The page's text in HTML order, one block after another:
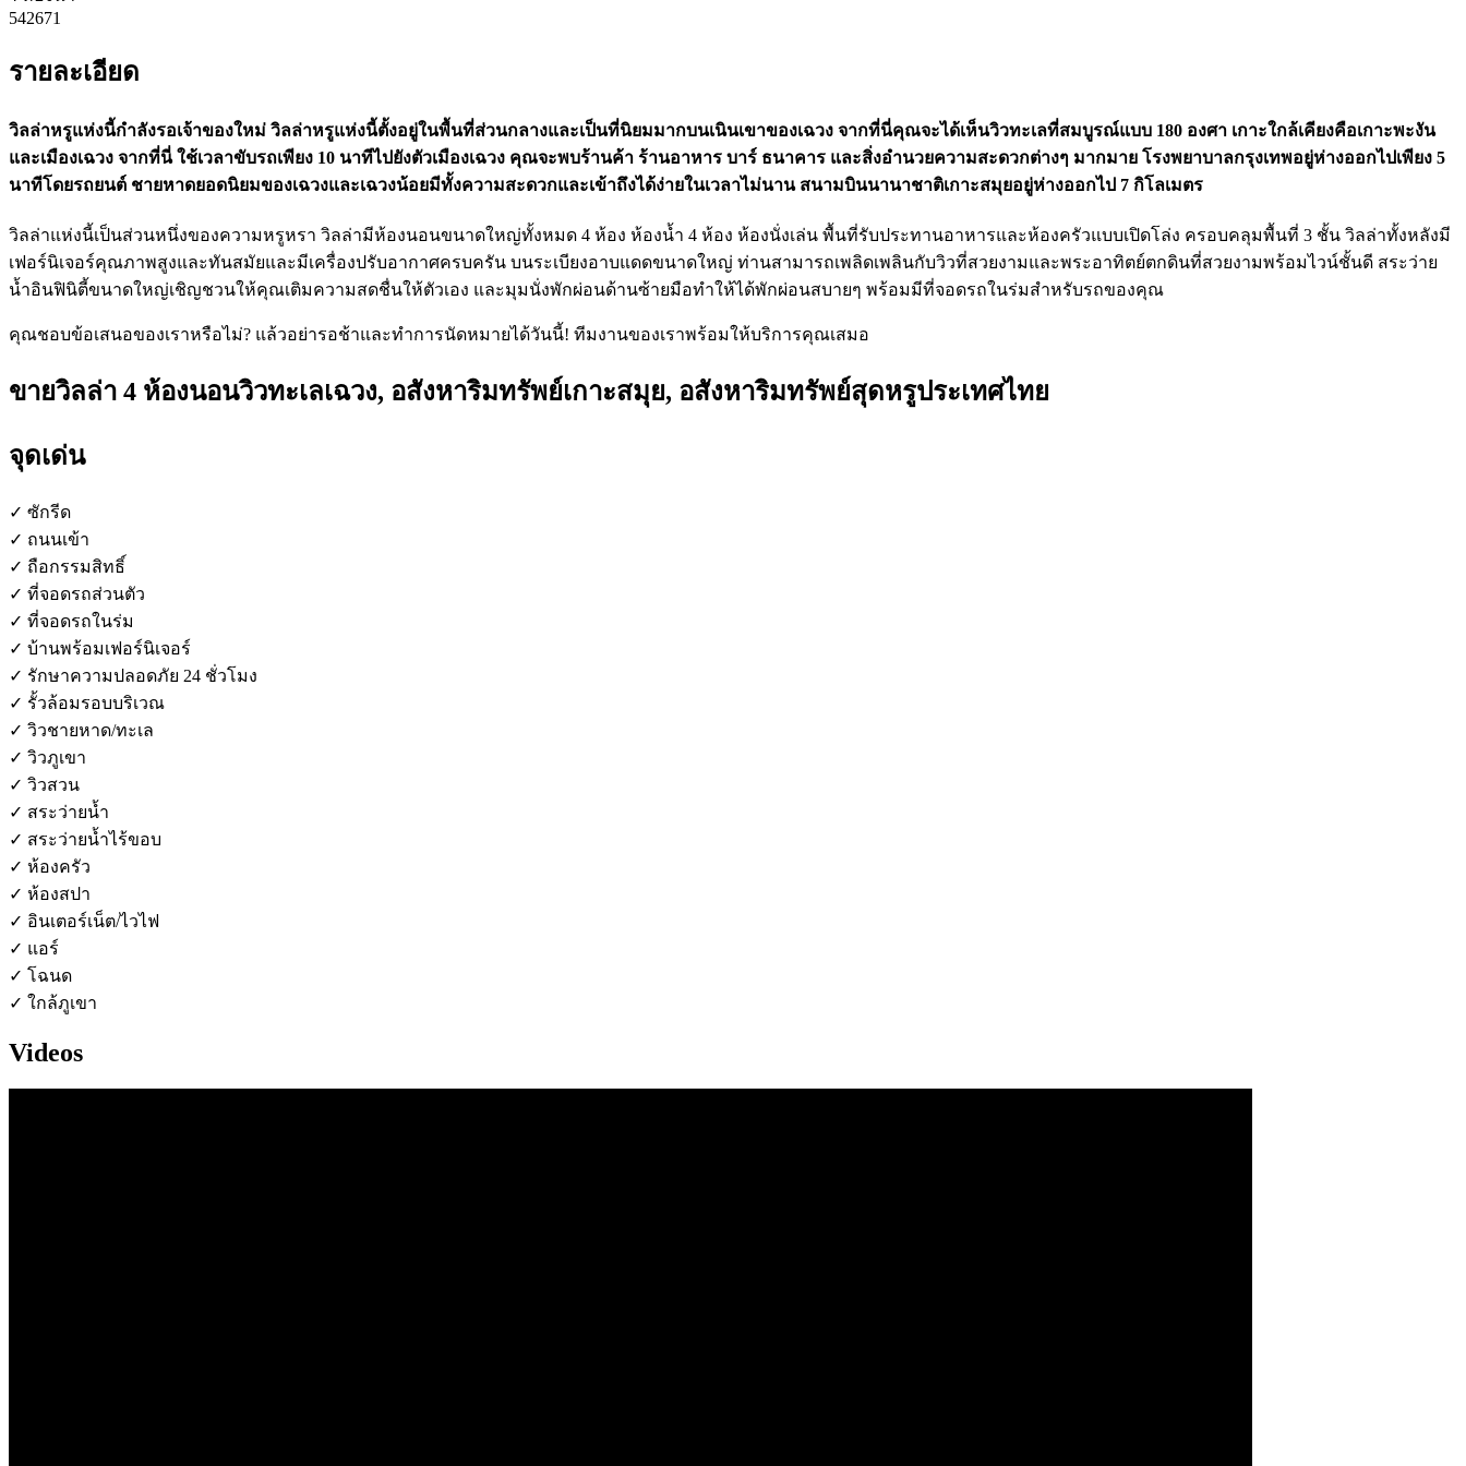
542671
รายละเอียด
วิลล่าหรูแห่งนี้กำลังรอเจ้าของใหม่ วิลล่าหรูแห่งนี้ตั้งอยู่ในพื้นที่ส่วนกลางและเป็นที่นิยมมากบนเนินเขาของเฉวง จากที่นี่คุณจะได้เห็นวิวทะเลที่สมบูรณ์แบบ 180 องศา เกาะใกล้เคียงคือเกาะพะงัน
และเมืองเฉวง จากที่นี่ ใช้เวลาขับรถเพียง 10 นาทีไปยังตัวเมืองเฉวง คุณจะพบร้านค้า ร้านอาหาร บาร์ ธนาคาร และสิ่งอำนวยความสะดวกต่างๆ มากมาย โรงพยาบาลกรุงเทพอยู่ห่างออกไปเพียง 5
นาทีโดยรถยนต์ ชายหาดยอดนิยมของเฉวงและเฉวงน้อยมีทั้งความสะดวกและเข้าถึงได้ง่ายในเวลาไม่นาน สนามบินนานาชาติเกาะสมุยอยู่ห่างออกไป 7 กิโลเมตร
วิลล่าแห่งนี้เป็นส่วนหนึ่งของความหรูหรา วิลล่ามีห้องนอนขนาดใหญ่ทั้งหมด 4 ห้อง ห้องน้ำ 4 ห้อง ห้องนั่งเล่น พื้นที่รับประทานอาหารและห้องครัวแบบเปิดโล่ง ครอบคลุมพื้นที่ 3 ชั้น วิลล่าทั้งหลังมี
เฟอร์นิเจอร์คุณภาพสูงและทันสมัยและมีเครื่องปรับอากาศครบครัน บนระเบียงอาบแดดขนาดใหญ่ ท่านสามารถเพลิดเพลินกับวิวที่สวยงามและพระอาทิตย์ตกดินที่สวยงามพร้อมไวน์ชั้นดี สระว่าย
น้ำอินฟินิตี้ขนาดใหญ่เชิญชวนให้คุณเติมความสดชื่นให้ตัวเอง และมุมนั่งพักผ่อนด้านซ้ายมือทำให้ได้พักผ่อนสบายๆ พร้อมมีที่จอดรถในร่มสำหรับรถของคุณ
คุณชอบข้อเสนอของเราหรือไม่? แล้วอย่ารอช้าและทำการนัดหมายได้วันนี้! ทีมงานของเราพร้อมให้บริการคุณเสมอ
ขายวิลล่า 4 ห้องนอนวิวทะเลเฉวง, อสังหาริมทรัพย์เกาะสมุย, อสังหาริมทรัพย์สุดหรูประเทศไทย
จุดเด่น
✓ ซักรีด
✓ ถนนเข้า
✓ ถือกรรมสิทธิ์
✓ ที่จอดรถส่วนตัว
✓ ที่จอดรถในร่ม
✓ บ้านพร้อมเฟอร์นิเจอร์
✓ รักษาความปลอดภัย 24 ชั่วโมง
✓ รั้วล้อมรอบบริเวณ
✓ วิวชายหาด/ทะเล
✓ วิวภูเขา
✓ วิวสวน
✓ สระว่ายน้ำ
✓ สระว่ายน้ำไร้ขอบ
✓ ห้องครัว
✓ ห้องสปา
✓ อินเตอร์เน็ต/ไวไฟ
✓ แอร์
✓ โฉนด
✓ ใกล้ภูเขา
Videos